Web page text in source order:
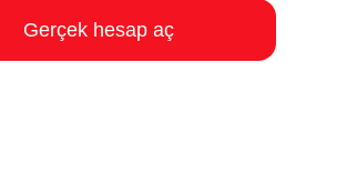
Gerçek hesap aç